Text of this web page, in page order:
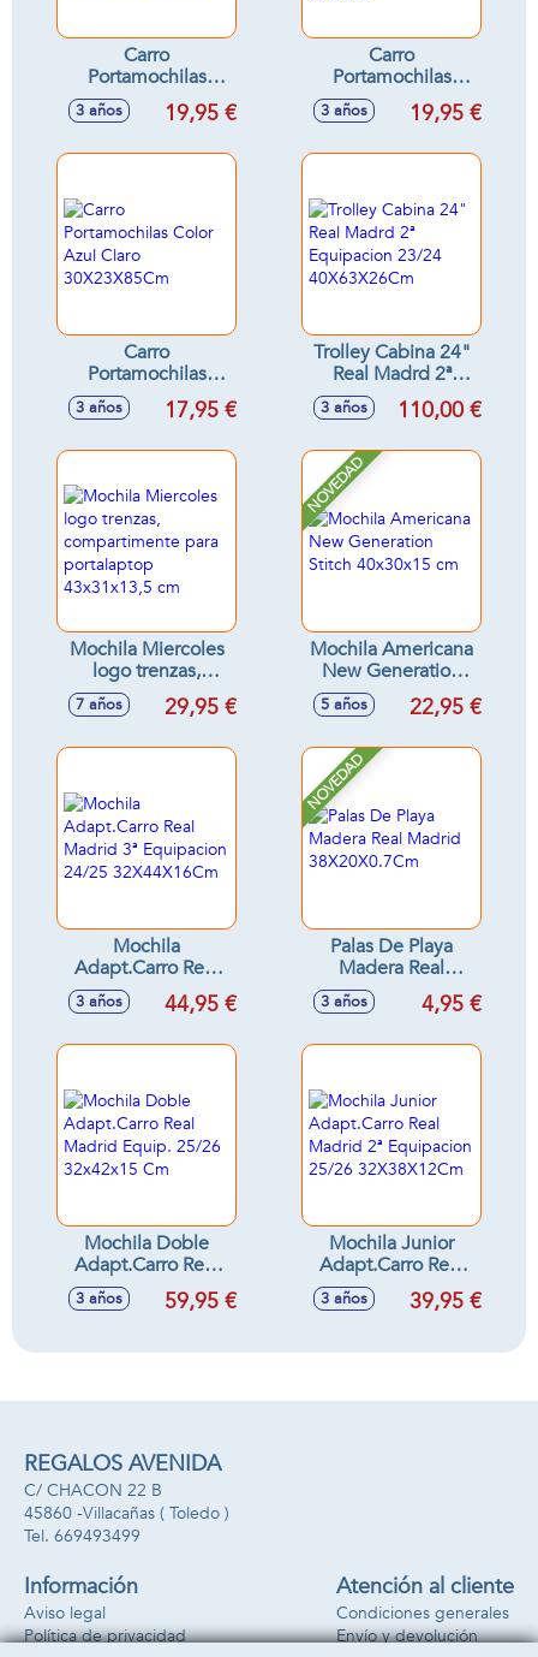
Carro
Portamochilas
Color Fucsia
30X23X85 Cm -
3 años 19,95 €
Carro
Portamochilas
Color Marino
30X23X85 Cm -
3 años 19,95 €
Carro
Portamochilas
Color Azul Claro
30X23X85Cm
3 años 17,95 €
Trolley Cabina 24"
Real Madrd 2ª
Equipacion 23/24
40X63X26Cm
3 años 110,00 €
Mochila Miercoles
logo trenzas,
compartimente
para portalaptop
7 años 29,95 €
NOVEDAD
Mochila Americana
New Generation
Stitch 40x30x15 cm
5 años 22,95 €
Mochila
Adapt.Carro Real
Madrid 3ª
Equipacion 24/25
3 años 44,95 €
NOVEDAD
Palas De Playa
Madera Real
Madrid
38X20X0.7Cm
3 años 4,95 €
Mochila Doble
Adapt.Carro Real
Madrid Equip.
25/26 32x42x15
3 años 59,95 €
Mochila Junior
Adapt.Carro Real
Madrid 2ª
Equipacion 25/26
3 años 39,95 €
REGALOS AVENIDA
C/ CHACON 22 B
45860 -Villacañas ( Toledo )
669493499
Información
Aviso legal
Política de privacidad
Atención al cliente
Condiciones generales
Envío y devolución